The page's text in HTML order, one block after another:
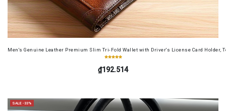
Men's Genuine Leather Premium Slim Tri-Fold Wallet with Driver's License Card Holder,
₫192.514
SALE -33%